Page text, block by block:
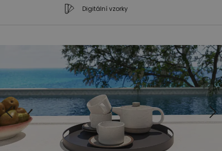
Digitální vzorky
konec
s
obrázky
začátek
s
obrázky